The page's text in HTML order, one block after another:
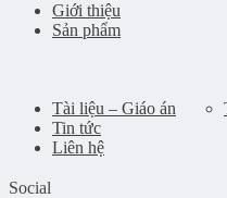
Giới thiệu
Sản phẩm
Tài liệu – Giáo án
Tin tức
Liên hệ
Social